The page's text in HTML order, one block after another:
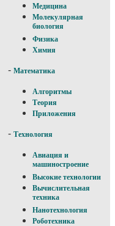
Медицина
Молекулярная
биология
Физика
Химия
- Математика
Алгоритмы
Теория
Приложения
- Технология
Авиация и
машиностроение
Высокие технологии
Вычислительная
техника
Нанотехнология
Роботехника